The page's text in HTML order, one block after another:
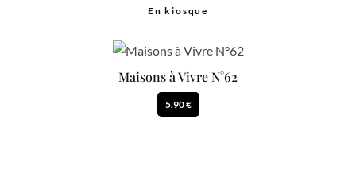
En kiosque
Maisons à Vivre N°62
5.90 €